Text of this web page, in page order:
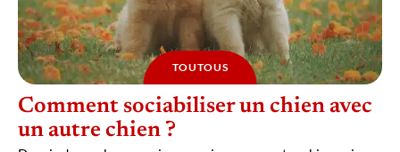
TOUTOUS
Comment sociabiliser un chien avec
un autre chien ?